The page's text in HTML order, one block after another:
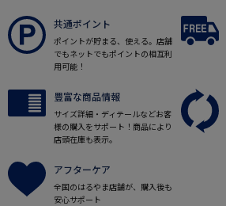
共通ポイント
ポイントが貯まる、使える。店舗
でもネットでもポイントの相互利
用可能！
豊富な商品情報
サイズ詳細・ディテールなどお客
様の購入をサポート！商品により
店頭在庫も表示。
アフターケア
全国のはるやま店舗が、購入後も
安心サポート